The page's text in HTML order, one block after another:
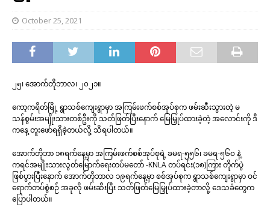
October 25, 2021
၂၅၊ အောက်တိုဘာလ၊ ၂၀၂၁။
ကော့ကရိတ်မြို့ ရွာသစ်ကျေးရွာမှာ အကြမ်းဖက်စစ်အုပ်စုက ဖမ်းဆီးသွားတဲ့ မ
သန်စွမ်းအမျိုးသားတစ်ဦးကို သတ်ဖြတ်ပြီးနောက် မြေမြှုပ်ထားခဲ့တဲ့ အလောင်းကို ဒီ
ကနေ့ တူးဖော်ရရှိခဲ့တယ်လို့ သိရပါတယ်။
အောက်တိုဘာ ၁၈ရက်နေ့မှာ အကြမ်းဖက်စစ်အုပ်စုရဲ့ ခမရ-၅၅၆၊ ခမရ-၅၆၀ နဲ့
ကရင်အမျိုးသားလွတ်မြောက်ရေးတပ်မတော် -KNLA တပ်ရင်း(၁၈)ကြား တိုက်ပွဲ
ဖြစ်ပွားပြီးနောက် အောက်တိုဘာလ ၁၉ရက်နေ့မှာ စစ်အုပ်စုက ရွာသစ်ကျေးရွာမှာ ဝင်
ရောက်တပ်စွဲစဉ် အခုလို ဖမ်းဆီးပြီး သတ်ဖြတ်မြေမြှုပ်ထားခဲ့တာလို့ ဒေသခံတွေက
ပြောပါတယ်။